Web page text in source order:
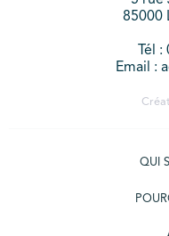
85000
Tél
Email :
QUI